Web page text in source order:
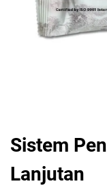
Sistem
Lanjutan